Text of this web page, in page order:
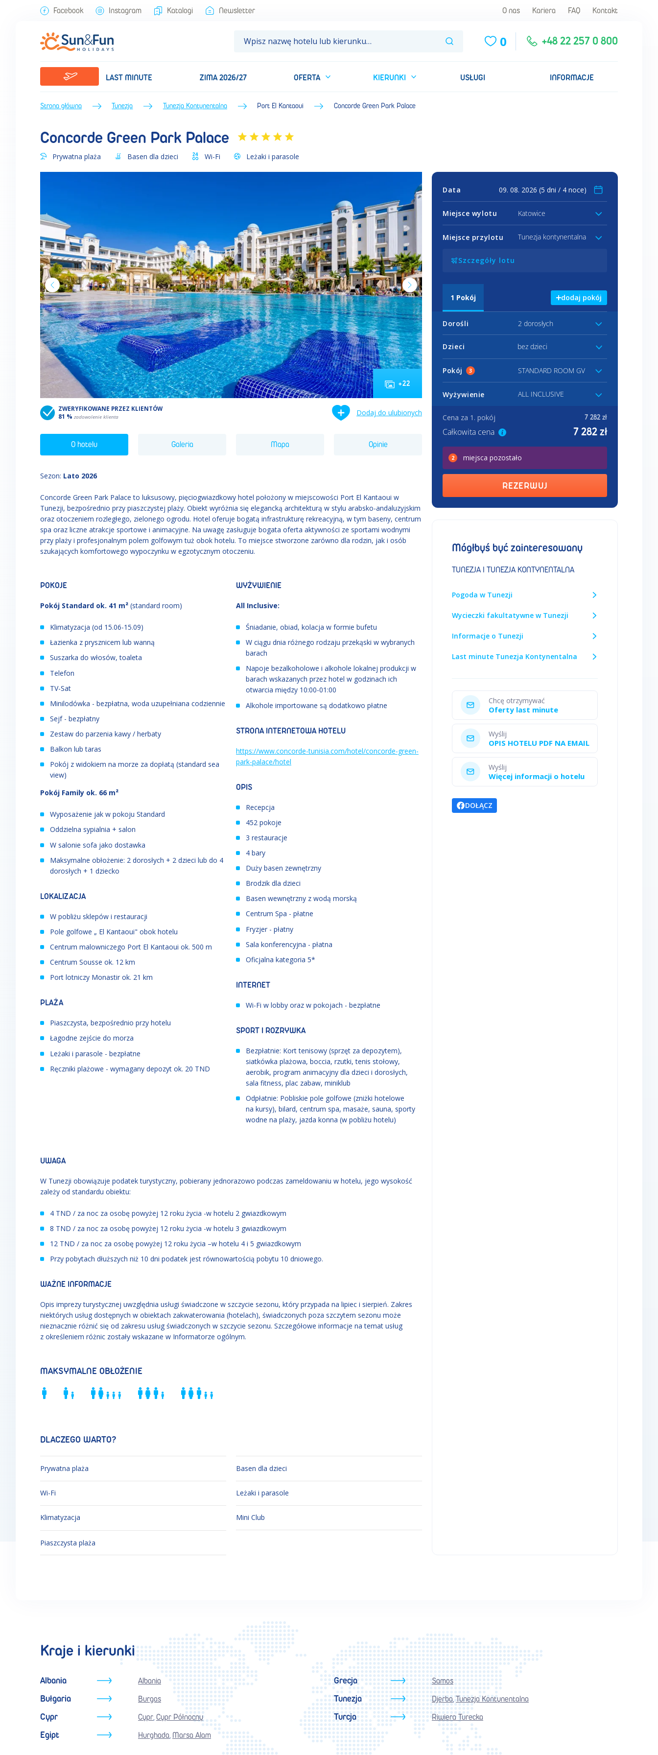
Facebook Instagram Katalogi Newsletter O nas Kariera FAQ Kontakt
0 +48 22 257 0 800
LAST MINUTE ZIMA 2026/27 OFERTA KIERUNKI USŁUGI INFORMACJE
Strona główna Tunezja Tunezja Kontynentalna Port El Kantaoui Concorde Green Park Palace
Concorde Green Park Palace
Prywatna plaża Basen dla dzieci Wi-Fi Leżaki i parasole
+22
ZWERYFIKOWANE PRZEZ KLIENTÓW
81 % zadowolenie klienta Dodaj do ulubionych
O hotelu Galeria Mapa Opinie
Sezon: Lato 2026
Concorde Green Park Palace to luksusowy, pięciogwiazdkowy hotel położony w miejscowości Port El Kantaoui w
Tunezji, bezpośrednio przy piaszczystej plaży. Obiekt wyróżnia się elegancką architekturą w stylu arabsko-andaluzyjskim
oraz otoczeniem rozległego, zielonego ogrodu. Hotel oferuje bogatą infrastrukturę rekreacyjną, w tym baseny, centrum
spa oraz liczne atrakcje sportowe i animacyjne. Na uwagę zasługuje bogata oferta aktywności ze sportami wodnymi
przy plaży i profesjonalnym polem golfowym tuż obok hotelu. To miejsce stworzone zarówno dla rodzin, jak i osób
szukających komfortowego wypoczynku w egzotycznym otoczeniu.
POKOJE
Pokój Standard ok. 41 m² (standard room)
Klimatyzacja (od 15.06-15.09)
Łazienka z prysznicem lub wanną
Suszarka do włosów, toaleta
Telefon
TV-Sat
Minilodówka - bezpłatna, woda uzupełniana codziennie
Sejf - bezpłatny
Zestaw do parzenia kawy / herbaty
Balkon lub taras
Pokój z widokiem na morze za dopłatą (standard sea
view)
Pokój Family ok. 66 m²
Wyposażenie jak w pokoju Standard
Oddzielna sypialnia + salon
W salonie sofa jako dostawka
Maksymalne obłożenie: 2 dorosłych + 2 dzieci lub do 4
dorosłych + 1 dziecko
LOKALIZACJA
W pobliżu sklepów i restauracji
Pole golfowe „ El Kantaoui" obok hotelu
Centrum malowniczego Port El Kantaoui ok. 500 m
Centrum Sousse ok. 12 km
Port lotniczy Monastir ok. 21 km
PLAŻA
Piaszczysta, bezpośrednio przy hotelu
Łagodne zejście do morza
Leżaki i parasole - bezpłatne
Ręczniki plażowe - wymagany depozyt ok. 20 TND
WYŻYWIENIE
All Inclusive:
Śniadanie, obiad, kolacja w formie bufetu
W ciągu dnia różnego rodzaju przekąski w wybranych
barach
Napoje bezalkoholowe i alkohole lokalnej produkcji w
barach wskazanych przez hotel w godzinach ich
otwarcia między 10:00-01:00
Alkohole importowane są dodatkowo płatne
STRONA INTERNETOWA HOTELU
https://www.concorde-tunisia.com/hotel/concorde-green-
park-palace/hotel
OPIS
Recepcja
452 pokoje
3 restauracje
4 bary
Duży basen zewnętrzny
Brodzik dla dzieci
Basen wewnętrzny z wodą morską
Centrum Spa - płatne
Fryzjer - płatny
Sala konferencyjna - płatna
Oficjalna kategoria 5*
INTERNET
Wi-Fi w lobby oraz w pokojach - bezpłatne
SPORT I ROZRYWKA
Bezpłatnie: Kort tenisowy (sprzęt za depozytem),
siatkówka plażowa, boccia, rzutki, tenis stołowy,
aerobik, program animacyjny dla dzieci i dorosłych,
sala fitness, plac zabaw, miniklub
Odpłatnie: Pobliskie pole golfowe (zniżki hotelowe
na kursy), bilard, centrum spa, masaże, sauna, sporty
wodne na plaży, jazda konna (w pobliżu hotelu)
UWAGA
W Tunezji obowiązuje podatek turystyczny, pobierany jednorazowo podczas zameldowaniu w hotelu, jego wysokość
zależy od standardu obiektu:
4 TND / za noc za osobę powyżej 12 roku życia -w hotelu 2 gwiazdkowym
8 TND / za noc za osobę powyżej 12 roku życia -w hotelu 3 gwiazdkowym
12 TND / za noc za osobę powyżej 12 roku życia –w hotelu 4 i 5 gwiazdkowym
Przy pobytach dłuższych niż 10 dni podatek jest równowartością pobytu 10 dniowego.
WAŻNE INFORMACJE
Opis imprezy turystycznej uwzględnia usługi świadczone w szczycie sezonu, który przypada na lipiec i sierpień. Zakres
niektórych usług dostępnych w obiektach zakwaterowania (hotelach), świadczonych poza szczytem sezonu może
nieznacznie różnić się od zakresu usług świadczonych w szczycie sezonu. Szczegółowe informacje na temat usług
z określeniem różnic zostały wskazane w Informatorze ogólnym.
MAKSYMALNE OBŁOŻENIE
DLACZEGO WARTO?
Prywatna plaża Basen dla dzieci
Wi-Fi Leżaki i parasole
Klimatyzacja Mini Club
Piaszczysta plaża
Data
Miejsce wylotu Katowice
Miejsce przylotu Tunezja kontynentalna
Szczegóły lotu
1 Pokój dodaj pokój
Dorośli 2 dorosłych
Dzieci bez dzieci
Pokój 3 STANDARD ROOM GV
Wyżywienie ALL INCLUSIVE
Cena za 1. pokój 7 282 zł
Całkowita cena 7 282 zł
2 miejsca pozostało
REZERWUJ
Mógłbyś być zainteresowany
TUNEZJA I TUNEZJA KONTYNENTALNA
Pogoda w Tunezji
Wycieczki fakultatywne w Tunezji
Informacje o Tunezji
Last minute Tunezja Kontynentalna
Chcę otrzymywać
Oferty last minute
Wyślij
OPIS HOTELU PDF NA EMAIL
Wyślij
Więcej informacji o hotelu
DOŁĄCZ
Kraje i kierunki
Albania Albania
Bułgaria Burgas
Cypr Cypr, Cypr Północny
Egipt Hurghada, Marsa Alam
Grecja Samos
Tunezja Djerba,Tunezja Kontynentalna
Turcja Riwiera Turecka
Concorde Green Park Palace (Lato 2026) • Tunezja Kontynentalna • Tunezja • BP Sun&Fun